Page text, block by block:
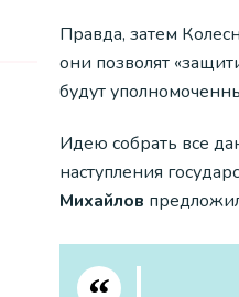
Правда, затем
они позволят
будут
Идею собрать все
наступления
Михайлов